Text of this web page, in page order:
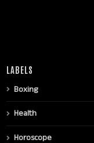
LABELS
Boxing
Health
Horoscope